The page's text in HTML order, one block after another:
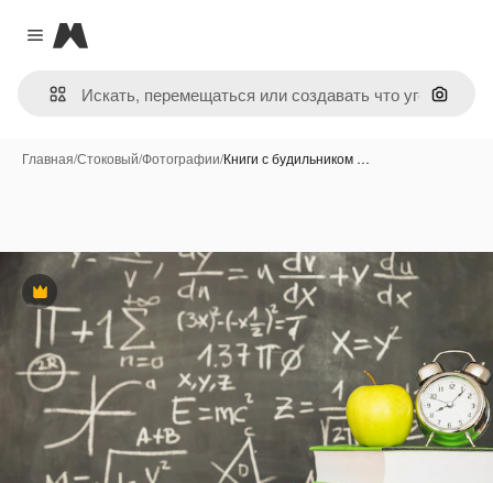
Close menu
Magnific
Поиск
Главная/Стоковый/Фотографии/Книги с будильником …
Премиум